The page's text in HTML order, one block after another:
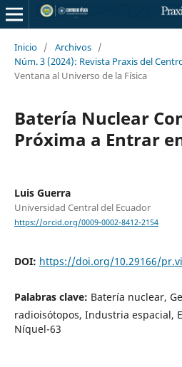
Inicio / Archivos /
Núm. 3 (2024): Revista Praxis del
Ventana al Universo de la Física
Batería Nuclear
Próxima a Entrar
Luis Guerra
Universidad Central del Ecuador
https://orcid.org/0009-0002-8412-2154
DOI: https://doi.org/10.29166/
Palabras clave: Batería nuclear,
radioisótopos, Industria espacial,
Níquel-63